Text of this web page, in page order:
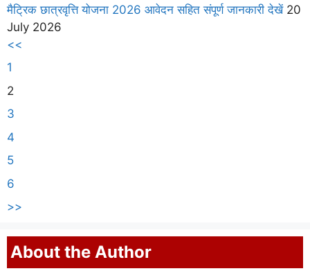
मैट्रिक छात्रवृत्ति योजना 2026 आवेदन सहित संपूर्ण जानकारी देखें20
July 2026
<<
1
2
3
4
5
6
>>
About the Author